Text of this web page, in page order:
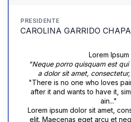
PRESIDENTE
CAROLINA GARRIDO
Lorem Ipsum
"Neque porro quisquam est qui
a dolor sit amet,
"There is no one who loves
after it and wants to have it,
ain..."
Lorem ipsum dolor sit amet,
elit. Maecenas eget arcu et